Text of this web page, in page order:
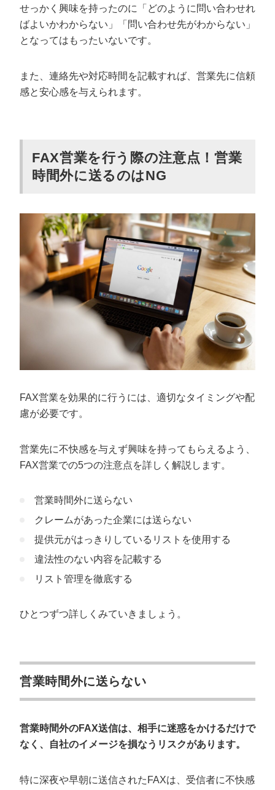
せっかく興味を持ったのに「どのように問い合わせれ
ばよいかわからない」「問い合わせ先がわからない」
となってはもったいないです。
また、連絡先や対応時間を記載すれば、営業先に信頼
感と安心感を与えられます。
FAX営業を行う際の注意点！営業
時間外に送るのはNG
FAX営業を効果的に行うには、適切なタイミングや配
慮が必要です。
営業先に不快感を与えず興味を持ってもらえるよう、
FAX営業での5つの注意点を詳しく解説します。
営業時間外に送らない
クレームがあった企業には送らない
提供元がはっきりしているリストを使用する
違法性のない内容を記載する
リスト管理を徹底する
ひとつずつ詳しくみていきましょう。
営業時間外に送らない
営業時間外のFAX送信は、相手に迷惑をかけるだけで
なく、自社のイメージを損なうリスクがあります。
特に深夜や早朝に送信されたFAXは、受信者に不快感